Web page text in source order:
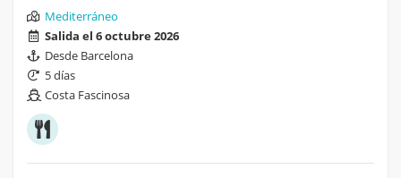
Mediterráneo
Salida el 6 octubre 2026
Desde Barcelona
5 días
Costa Fascinosa